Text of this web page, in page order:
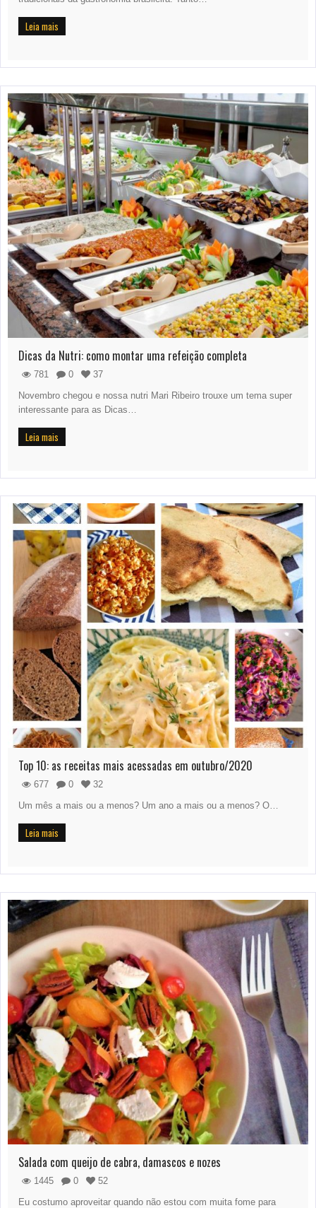
Leia mais
Dicas da Nutri: como montar uma refeição completa
781 0
37
Novembro chegou e nossa nutri Mari Ribeiro trouxe um tema super
interessante para as Dicas…
Leia mais
Top 10: as receitas mais acessadas em outubro/2020
677 0
32
Um mês a mais ou a menos? Um ano a mais ou a menos? O…
Leia mais
Salada com queijo de cabra, damascos e nozes
1445 0
52
Eu costumo aproveitar quando não estou com muita fome para